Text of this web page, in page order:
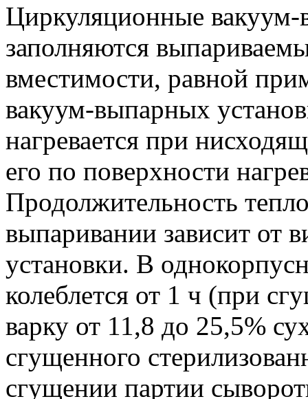
Циркуляционные вакуум-
заполняются
вместимости, равной
вакуум-выпарных
нагревается при
его по поверхности
Продолжительность
выпаривании зависит от
установки. В
колеблется от 1 ч (при
варку от 11,8 до 25,5%
сгущенного
сгущении партии